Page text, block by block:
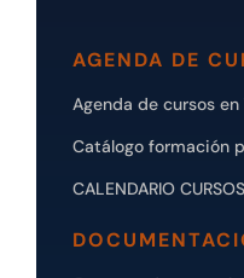
AGENDA DE
Agenda de cursos
Catálogo formación
CALENDARIO CURSOS